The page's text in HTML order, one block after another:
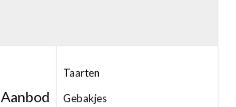
Aanbod
Taarten
Gebakjes